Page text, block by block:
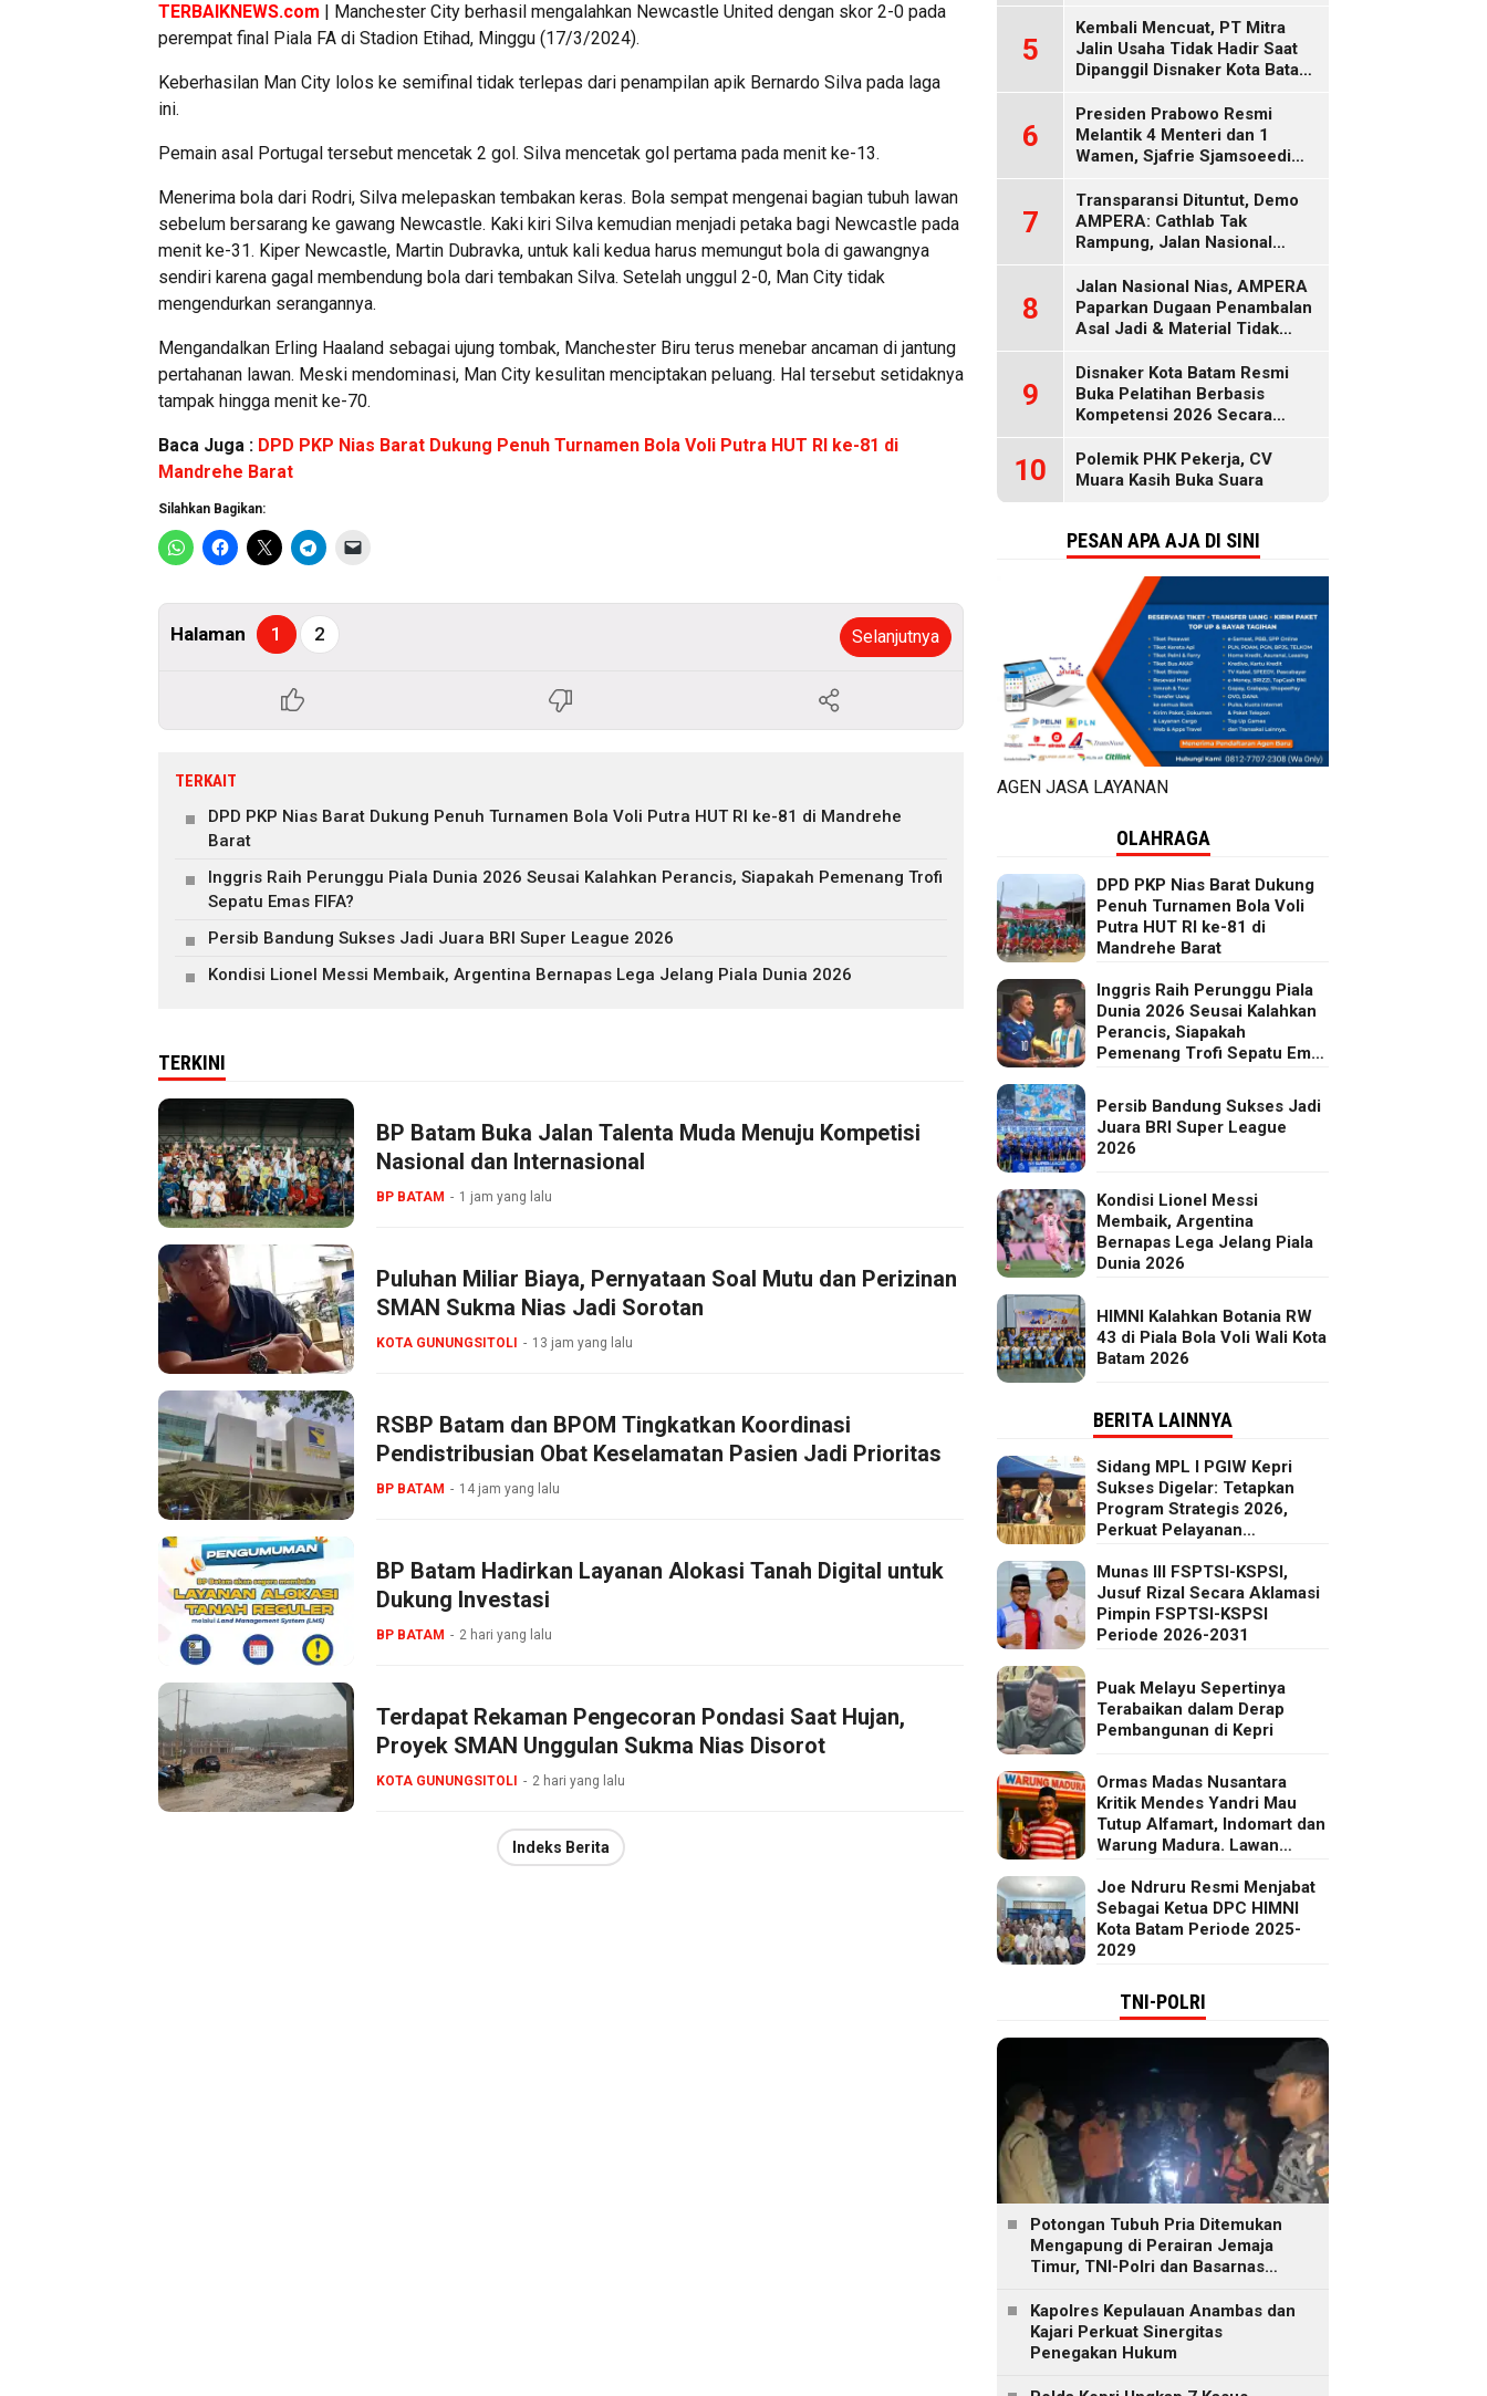
TERBAIKNEWS.com | Manchester City berhasil mengalahkan Newcastle United dengan skor 2-0 pada
perempat final Piala FA di Stadion Etihad, Minggu (17/3/2024).
Keberhasilan Man City lolos ke semifinal tidak terlepas dari penampilan apik Bernardo Silva pada laga
ini.
Pemain asal Portugal tersebut mencetak 2 gol. Silva mencetak gol pertama pada menit ke-13.
Menerima bola dari Rodri, Silva melepaskan tembakan keras. Bola sempat mengenai bagian tubuh lawan
sebelum bersarang ke gawang Newcastle. Kaki kiri Silva kemudian menjadi petaka bagi Newcastle pada
menit ke-31. Kiper Newcastle, Martin Dubravka, untuk kali kedua harus memungut bola di gawangnya
sendiri karena gagal membendung bola dari tembakan Silva. Setelah unggul 2-0, Man City tidak
mengendurkan serangannya.
Mengandalkan Erling Haaland sebagai ujung tombak, Manchester Biru terus menebar ancaman di jantung
pertahanan lawan. Meski mendominasi, Man City kesulitan menciptakan peluang. Hal tersebut setidaknya
tampak hingga menit ke-70.
Baca Juga : DPD PKP Nias Barat Dukung Penuh Turnamen Bola Voli Putra HUT RI ke-81 di
Mandrehe Barat
Silahkan Bagikan:
Halaman 1 2 Selanjutnya
TERKAIT
DPD PKP Nias Barat Dukung Penuh Turnamen Bola Voli Putra HUT RI ke-81 di Mandrehe
Barat
Inggris Raih Perunggu Piala Dunia 2026 Seusai Kalahkan Perancis, Siapakah Pemenang Trofi
Sepatu Emas FIFA?
Persib Bandung Sukses Jadi Juara BRI Super League 2026
Kondisi Lionel Messi Membaik, Argentina Bernapas Lega Jelang Piala Dunia 2026
TERKINI
BP Batam Buka Jalan Talenta Muda Menuju Kompetisi
Nasional dan Internasional
BP BATAM 1 jam yang lalu
Puluhan Miliar Biaya, Pernyataan Soal Mutu dan Perizinan
SMAN Sukma Nias Jadi Sorotan
KOTA GUNUNGSITOLI 13 jam yang lalu
RSBP Batam dan BPOM Tingkatkan Koordinasi
Pendistribusian Obat Keselamatan Pasien Jadi Prioritas
BP BATAM 14 jam yang lalu
BP Batam Hadirkan Layanan Alokasi Tanah Digital untuk
Dukung Investasi
BP BATAM 2 hari yang lalu
Terdapat Rekaman Pengecoran Pondasi Saat Hujan,
Proyek SMAN Unggulan Sukma Nias Disorot
KOTA GUNUNGSITOLI 2 hari yang lalu
Indeks Berita
Oikumenis
5
Kembali Mencuat, PT Mitra
Jalin Usaha Tidak Hadir Saat
Dipanggil Disnaker Kota Batam
6
Presiden Prabowo Resmi
Melantik 4 Menteri dan 1
Wamen, Sjafrie Sjamsoeedi
Gantikan Budi Gunawan
7
Transparansi Dituntut, Demo
AMPERA: Cathlab Tak
Rampung, Jalan Nasional
8
Jalan Nasional Nias, AMPERA
Paparkan Dugaan Penambalan
Asal Jadi & Material Tidak
9
Disnaker Kota Batam Resmi
Buka Pelatihan Berbasis
Kompetensi 2026 Secara
10
Polemik PHK Pekerja, CV
Muara Kasih Buka Suara
PESAN APA AJA DI SINI
AGEN JASA LAYANAN
OLAHRAGA
DPD PKP Nias Barat Dukung
Penuh Turnamen Bola Voli
Putra HUT RI ke-81 di
Mandrehe Barat
Inggris Raih Perunggu Piala
Dunia 2026 Seusai Kalahkan
Perancis, Siapakah
Pemenang Trofi Sepatu Emas
Persib Bandung Sukses Jadi
Juara BRI Super League
2026
Kondisi Lionel Messi
Membaik, Argentina
Bernapas Lega Jelang Piala
Dunia 2026
HIMNI Kalahkan Botania RW
43 di Piala Bola Voli Wali Kota
Batam 2026
BERITA LAINNYA
Sidang MPL I PGIW Kepri
Sukses Digelar: Tetapkan
Program Strategis 2026,
Perkuat Pelayanan
Sosial
Munas III FSPTSI-KSPSI,
Jusuf Rizal Secara Aklamasi
Pimpin FSPTSI-KSPSI
Periode 2026-2031
Puak Melayu Sepertinya
Terabaikan dalam Derap
Pembangunan di Kepri
Ormas Madas Nusantara
Kritik Mendes Yandri Mau
Tutup Alfamart, Indomart dan
Warung Madura. Lawan
Joe Ndruru Resmi Menjabat
Sebagai Ketua DPC HIMNI
Kota Batam Periode 2025-
2029
TNI-POLRI
Potongan Tubuh Pria Ditemukan
Mengapung di Perairan Jemaja
Timur, TNI-Polri dan Basarnas
Kapolres Kepulauan Anambas dan
Kajari Perkuat Sinergitas
Penegakan Hukum